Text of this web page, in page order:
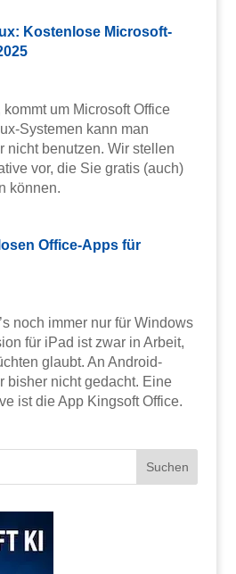
Kostenlose Microsoft-
um Microsoft Office
Systemen kann man
nicht benutzen. Wir stellen
vor, die Sie gratis (auch)
können.
Office-Apps für
noch immer nur für Windows
für iPad ist zwar in Arbeit,
glaubt. An Android-
bisher nicht gedacht. Eine
ist die App Kingsoft Office.